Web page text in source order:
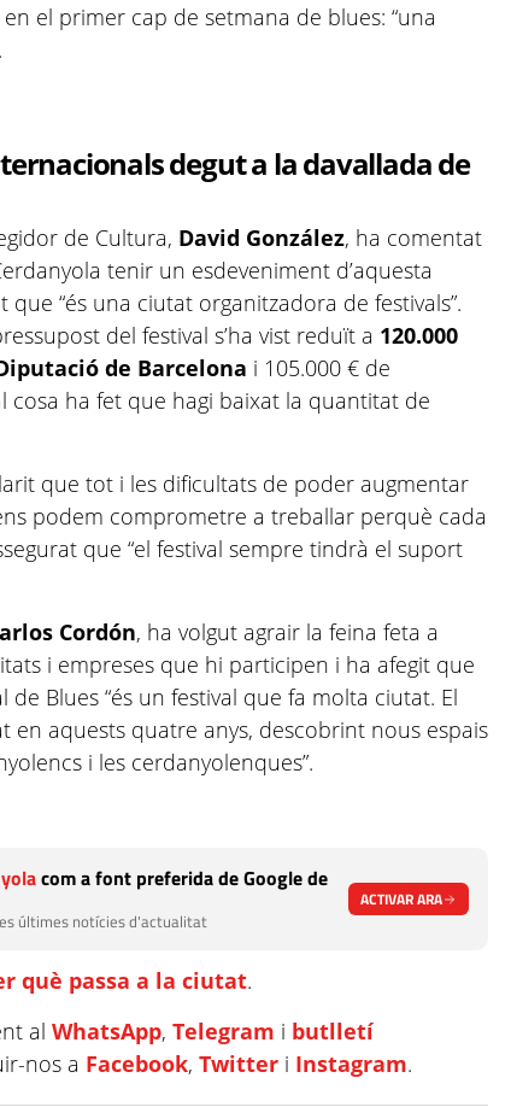
el primer cap de setmana de blues: “una
degut a la davallada de
de Cultura, David González, ha comentat
tenir un esdeveniment d’aquesta
que “és una ciutat organitzadora de festivals”.
del festival s’ha vist reduït a 120.000
de Barcelona i 105.000 € de
cosa ha fet que hagi baixat la quantitat de
que tot i les dificultats de poder augmentar
podem comprometre a treballar perquè cada
que “el festival sempre tindrà el suport
Cordón, ha volgut agrair la feina feta a
i empreses que hi participen i ha afegit que
de Blues “és un festival que fa molta ciutat. El
en aquests quatre anys, descobrint nous espais
i les cerdanyolenques”.
com a font preferida de Google de
últimes notícies d'actualitat
ACTIVAR ARA
què passa a la ciutat.
alWhatsApp,Telegram i butlletí
nos a Facebook,Twitter i Instagram.